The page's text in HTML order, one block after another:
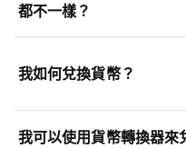
都不一樣？
我如何兌換貨幣？
我可以使用貨幣轉換器來